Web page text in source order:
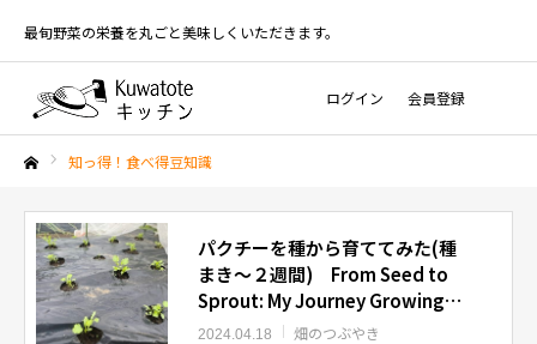
最旬野菜の栄養を丸ごと美味しくいただきます。
ログイン 会員登録
知っ得！食べ得豆知識
パクチーを種から育ててみた(種
まき〜２週間) From Seed to
Sprout: My Journey Growing
Cilantro
2024.04.18 畑のつぶやき